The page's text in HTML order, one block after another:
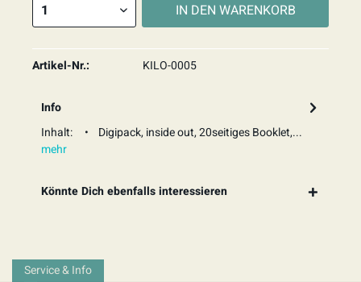
IN DEN WARENKORB
Artikel-Nr.: KILO-0005
Info
Inhalt: • Digipack, inside out, 20seitiges Booklet,...
mehr
Könnte Dich ebenfalls interessieren
Service & Info